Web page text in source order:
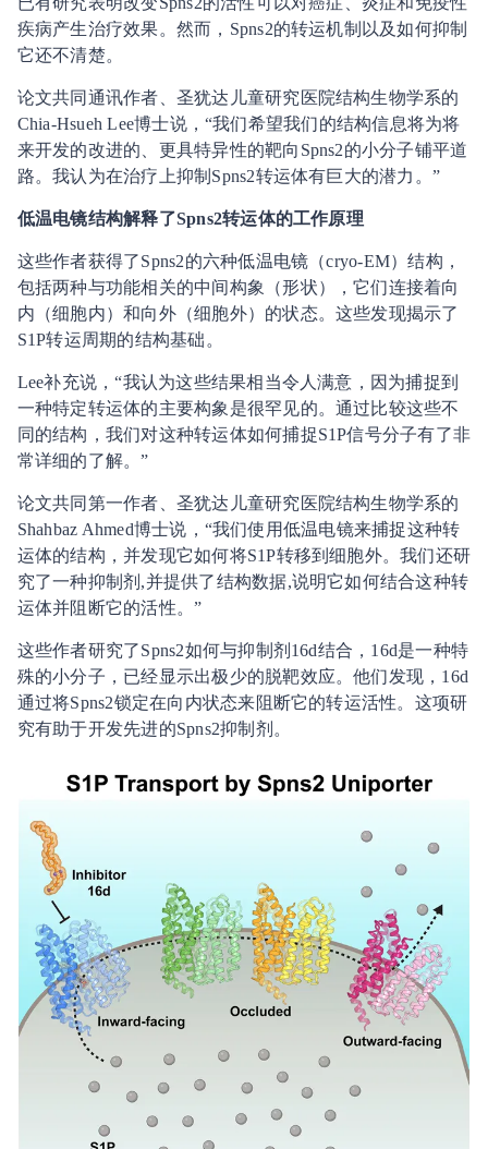
疾病产生治疗效果。然而，Spns2的转运机制以及如何抑制
它还不清楚。
论文共同通讯作者、圣犹达儿童研究医院结构生物学系的
Chia-Hsueh Lee博士说，“我们希望我们的结构信息将为将
来开发的改进的、更具特异性的靶向Spns2的小分子铺平道
路。我认为在治疗上抑制Spns2转运体有巨大的潜力。”
低温电镜结构解释了Spns2转运体的工作原理
这些作者获得了Spns2的六种低温电镜（cryo-EM）结构，
包括两种与功能相关的中间构象（形状），它们连接着向
内（细胞内）和向外（细胞外）的状态。这些发现揭示了
S1P转运周期的结构基础。
Lee补充说，“我认为这些结果相当令人满意，因为捕捉到
一种特定转运体的主要构象是很罕见的。通过比较这些不
同的结构，我们对这种转运体如何捕捉S1P信号分子有了非
常详细的了解。”
论文共同第一作者、圣犹达儿童研究医院结构生物学系的
Shahbaz Ahmed博士说，“我们使用低温电镜来捕捉这种转
运体的结构，并发现它如何将S1P转移到细胞外。我们还研
究了一种抑制剂,并提供了结构数据,说明它如何结合这种转
运体并阻断它的活性。”
这些作者研究了Spns2如何与抑制剂16d结合，16d是一种特
殊的小分子，已经显示出极少的脱靶效应。他们发现，16d
通过将Spns2锁定在向内状态来阻断它的转运活性。这项研
究有助于开发先进的Spns2抑制剂。